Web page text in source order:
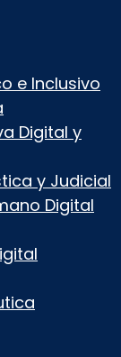
e Inclusivo
Digital y
y Judicial
Digital